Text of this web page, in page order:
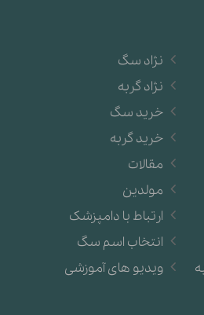
نژاد سگ
نژاد گربه
خرید سگ
خرید گربه
مقالات
مولدین
ارتباط با دامپزشک
انتخاب اسم سگ
ویدیو های آموزشی